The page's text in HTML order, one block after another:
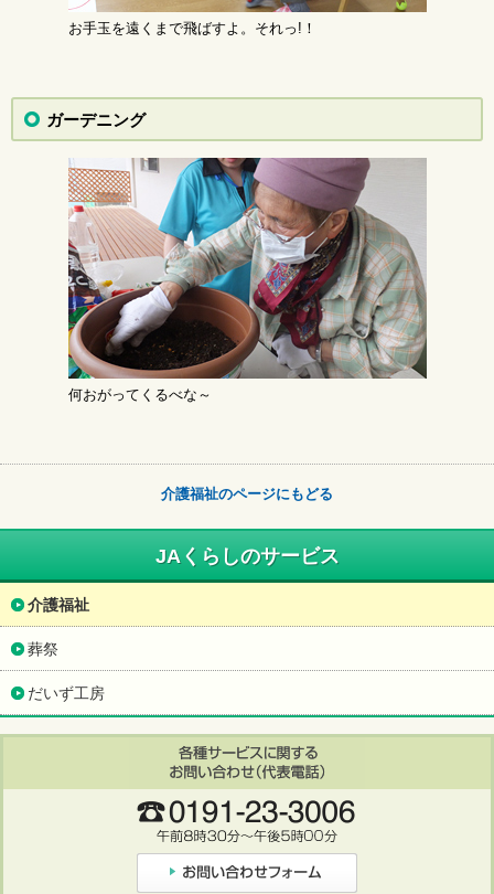
お手玉を遠くまで飛ばすよ。それっ!！
ガーデニング
何おがってくるべな～
介護福祉のページにもどる
JAくらしのサービス
介護福祉
葬祭
だいず工房